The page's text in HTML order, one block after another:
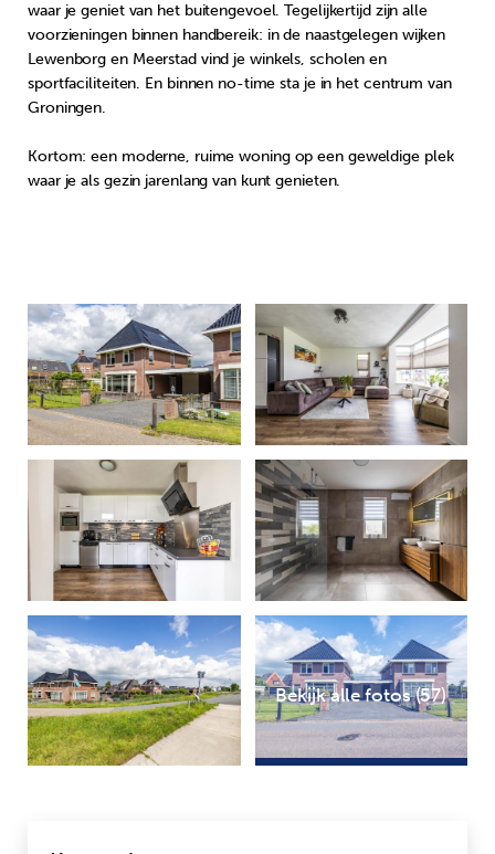
waar je geniet van het buitengevoel. Tegelijkertijd zijn alle
voorzieningen binnen handbereik: in de naastgelegen wijken
Lewenborg en Meerstad vind je winkels, scholen en
sportfaciliteiten. En binnen no-time sta je in het centrum van
Groningen.
Kortom: een moderne, ruime woning op een geweldige plek
waar je als gezin jarenlang van kunt genieten.
Bekijk alle fotos (57)